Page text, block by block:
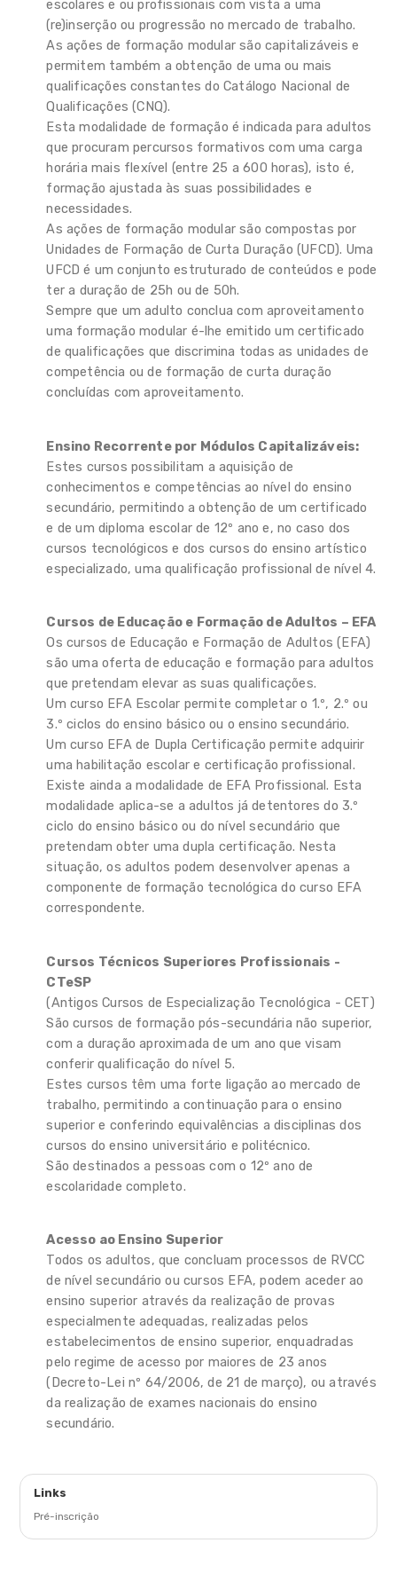
escolares e ou profissionais com vista a uma
(re)inserção ou progressão no mercado de trabalho.
As ações de formação modular são capitalizáveis e
permitem também a obtenção de uma ou mais
qualificações constantes do Catálogo Nacional de
Qualificações (CNQ).
Esta modalidade de formação é indicada para adultos
que procuram percursos formativos com uma carga
horária mais flexível (entre 25 a 600 horas), isto é,
formação ajustada às suas possibilidades e
necessidades.
As ações de formação modular são compostas por
Unidades de Formação de Curta Duração (UFCD). Uma
UFCD é um conjunto estruturado de conteúdos e pode
ter a duração de 25h ou de 50h.
Sempre que um adulto conclua com aproveitamento
uma formação modular é-lhe emitido um certificado
de qualificações que discrimina todas as unidades de
competência ou de formação de curta duração
concluídas com aproveitamento.
Ensino Recorrente por Módulos Capitalizáveis:
Estes cursos possibilitam a aquisição de
conhecimentos e competências ao nível do ensino
secundário, permitindo a obtenção de um certificado
e de um diploma escolar de 12º ano e, no caso dos
cursos tecnológicos e dos cursos do ensino artístico
especializado, uma qualificação profissional de nível 4.
Cursos de Educação e Formação de Adultos – EFA
Os cursos de Educação e Formação de Adultos (EFA)
são uma oferta de educação e formação para adultos
que pretendam elevar as suas qualificações.
Um curso EFA Escolar permite completar o 1.º, 2.º ou
3.º ciclos do ensino básico ou o ensino secundário.
Um curso EFA de Dupla Certificação permite adquirir
uma habilitação escolar e certificação profissional.
Existe ainda a modalidade de EFA Profissional. Esta
modalidade aplica-se a adultos já detentores do 3.º
ciclo do ensino básico ou do nível secundário que
pretendam obter uma dupla certificação. Nesta
situação, os adultos podem desenvolver apenas a
componente de formação tecnológica do curso EFA
correspondente.
Cursos Técnicos Superiores Profissionais -
CTeSP
(Antigos Cursos de Especialização Tecnológica - CET)
São cursos de formação pós-secundária não superior,
com a duração aproximada de um ano que visam
conferir qualificação do nível 5.
Estes cursos têm uma forte ligação ao mercado de
trabalho, permitindo a continuação para o ensino
superior e conferindo equivalências a disciplinas dos
cursos do ensino universitário e politécnico.
São destinados a pessoas com o 12º ano de
escolaridade completo.
Acesso ao Ensino Superior
Todos os adultos, que concluam processos de RVCC
de nível secundário ou cursos EFA, podem aceder ao
ensino superior através da realização de provas
especialmente adequadas, realizadas pelos
estabelecimentos de ensino superior, enquadradas
pelo regime de acesso por maiores de 23 anos
(Decreto-Lei nº 64/2006, de 21 de março), ou através
da realização de exames nacionais do ensino
secundário.
Links
Pré-inscrição